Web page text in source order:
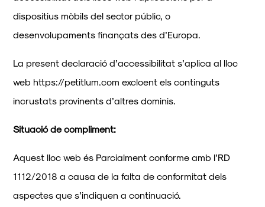
dispositius mòbils del sector públic, o
desenvolupaments finançats des d’Europa.
La present declaració d’accessibilitat s’aplica al lloc
web https://petitlum.com excloent els continguts
incrustats provinents d’altres dominis.
Situació de compliment:
Aquest lloc web és Parcialment conforme amb l’RD
1112/2018 a causa de la falta de conformitat dels
aspectes que s’indiquen a continuació.